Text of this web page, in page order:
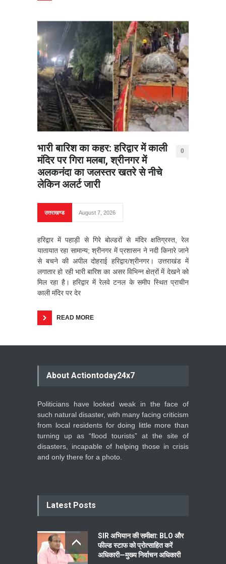
भारी बारिश का कहर: हरिद्वार में काली
मंदिर पर गिरा मलबा, श्रीनगर में
अलकनंदा का जलस्तर खतरे से नीचे
लेकिन अलर्ट जारी
0
उत्तराखण्ड August 7, 2026
हरिद्वार में पहाड़ी से गिरे बोल्डरों से मंदिर क्षतिग्रस्त, रेल
यातायात रहा सामान्य; श्रीनगर में प्रशासन ने नदी किनारे जाने
से बचने की अपील दोहराई हरिद्वार/श्रीनगर। उत्तराखंड में
लगातार हो रही भारी बारिश का असर विभिन्न क्षेत्रों में देखने को
मिल रहा है। हरिद्वार में रेलवे टनल के समीप स्थित प्राचीन
काली मंदिर पर देर
READ MORE
About Actiontoday24x7
Politicians have looked weak in the face of
such natural disaster, with many facing criticism
from local residents for doing little more than
turning up as “flood tourists” at the site of
disasters, incapable of helping those in crisis
and only there for a photo.
Latest Posts
SIR अभियान की समीक्षा: BLO और
फील्ड स्टाफ को प्रोत्साहित करें
अधिकारी—मुख्य निर्वाचन अधिकारी